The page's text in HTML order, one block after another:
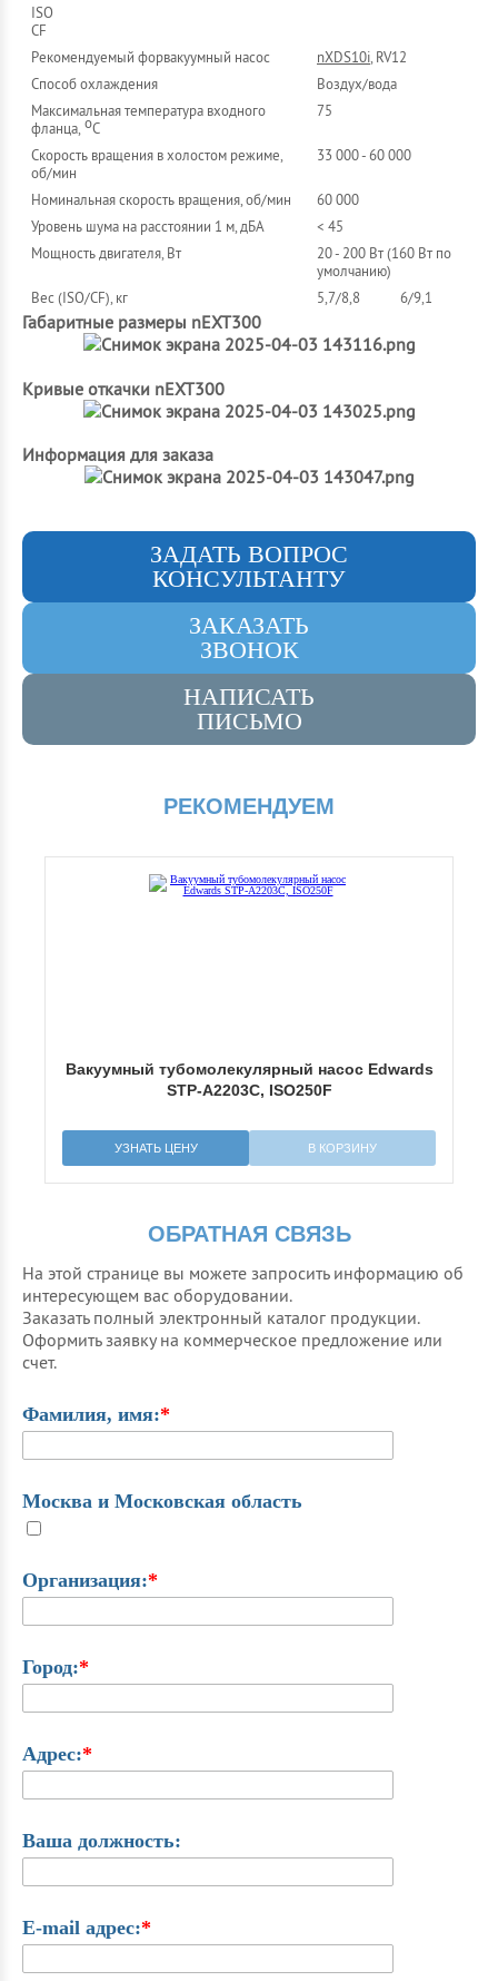
ISO
CF
Рекомендуемый форвакуумный насос nXDS10i, RV12
Cпособ охлаждения
Воздух/вода
Максимальная температура входного
фланца, оС
75
Скорость вращения в холостом режиме,
об/мин
33 000 - 60 000
Номинальная скорость вращения, об/мин
60 000
Уровень шума на расстоянии 1 м, дБА
< 45
Мощность двигателя, Вт
20 - 200 Вт (160 Вт по
умолчанию)
Вес (ISO/CF), кг
5,7/8,8 6/9,1
Габаритные размеры nEXT300
Кривые откачки nEXT300
Информация для заказа
ЗАДАТЬ ВОПРОС
КОНСУЛЬТАНТУ
ЗАКАЗАТЬ
ЗВОНОК
НАПИСАТЬ
ПИСЬМО
РЕКОМЕНДУЕМ
Вакуумный тубомолекулярный насос Edwards
STP-A2203C, ISO250F
УЗНАТЬ ЦЕНУ В КОРЗИНУ
ОБРАТНАЯ СВЯЗЬ
На этой странице вы можете запросить информацию об
интересующем вас оборудовании.
Заказать полный электронный каталог продукции.
Оформить заявку на коммерческое предложение или
счет.
Фамилия, имя:*
Москва и Московская область
Организация:*
Город:*
Адрес:*
Ваша должность:
E-mail адрес:*